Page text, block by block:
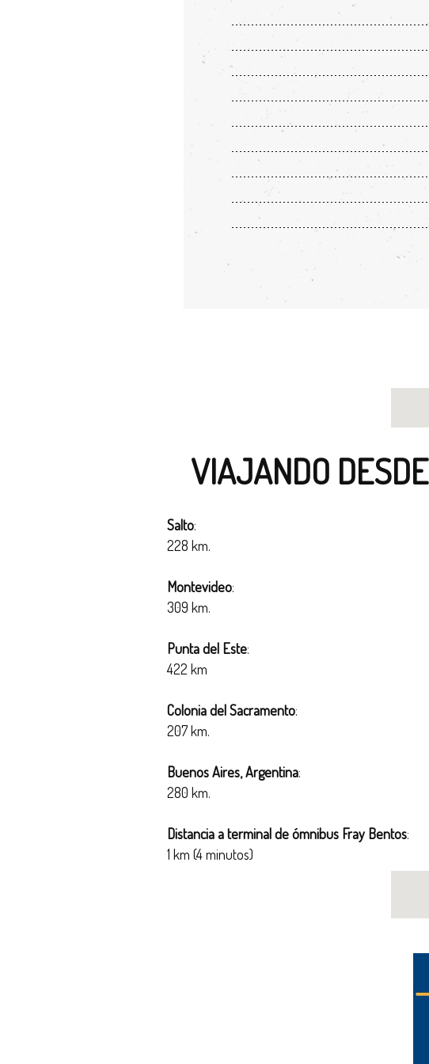
VIAJANDO DESDE
Salto:
228 km.
Montevideo:
309 km.
Punta del Este:
422 km
Colonia del Sacramento:
207 km.
Buenos Aires, Argentina:
280 km.
Distancia a terminal de ómnibus Fray Bentos:
1 km (4 minutos)